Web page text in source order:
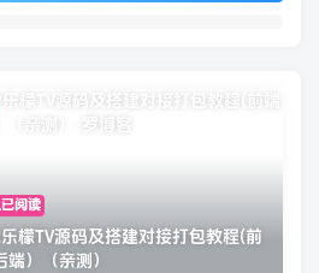
阅读
檬TV源码及搭建对接打包教程(前
）（亲测）